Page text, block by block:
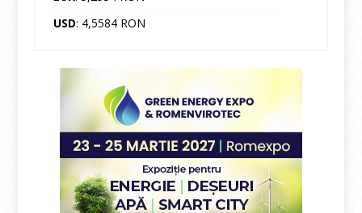
USD: 4,5584 RON